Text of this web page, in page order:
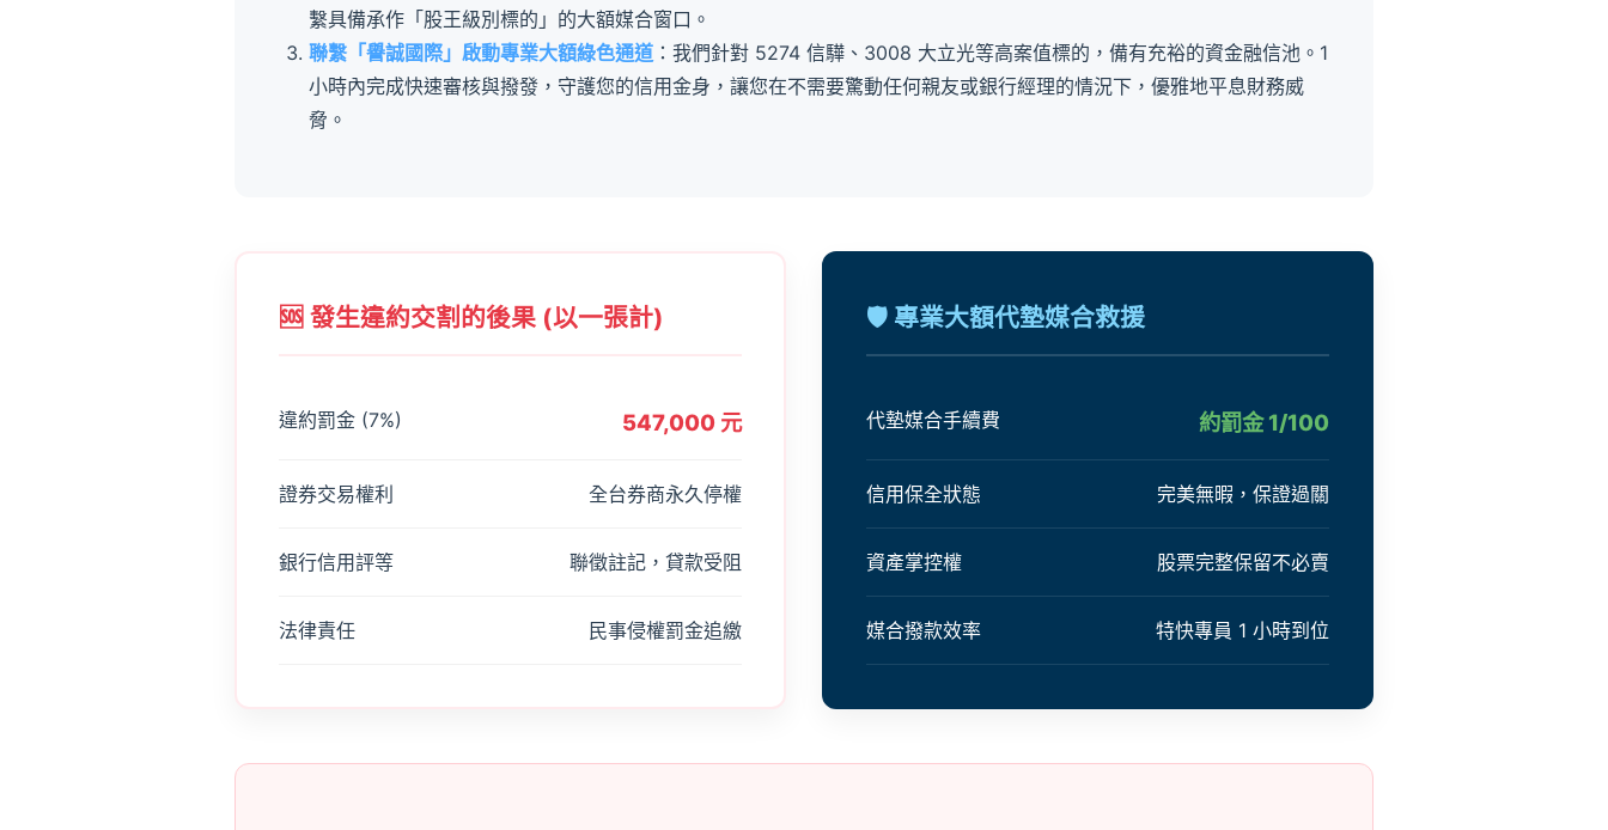
繫具備承作「股王級別標的」的大額媒合窗口。
聯繫「譽誠國際」啟動專業大額綠色通道 ：我們針對 5274 信驊、3008 大立光等高案值標的，備有充裕的資金融信池。1
小時內完成快速審核與撥發，守護您的信用金身，讓您在不需要驚動任何親友或銀行經理的情況下，優雅地平息財務威
脅。
🆘 發生違約交割的後果 (以一張計)
違約罰金 (7%) 547,000 元
證券交易權利 全台券商永久停權
銀行信用評等 聯徵註記，貸款受阻
法律責任 民事侵權罰金追繳
🛡 專業大額代墊媒合救援
代墊媒合手續費 約罰金 1/100
信用保全狀態 完美無暇，保證過關
資產掌控權 股票完整保留不必賣
媒合撥款效率 特快專員 1 小時到位